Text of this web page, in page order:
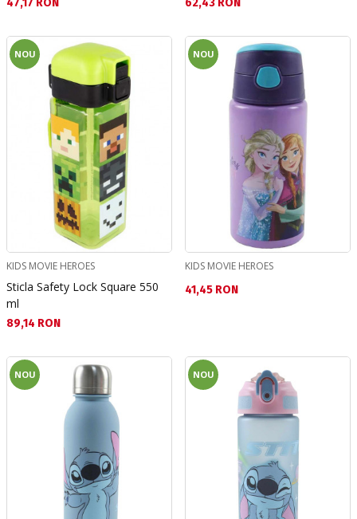
47,17 RON 62,43 RON
NOU
KIDS MOVIE HEROES
Sticla Safety Lock Square 550
ml
Текуща цена:
89,14 RON
NOU
KIDS MOVIE HEROES
Текуща цена:
41,45 RON
NOU NOU